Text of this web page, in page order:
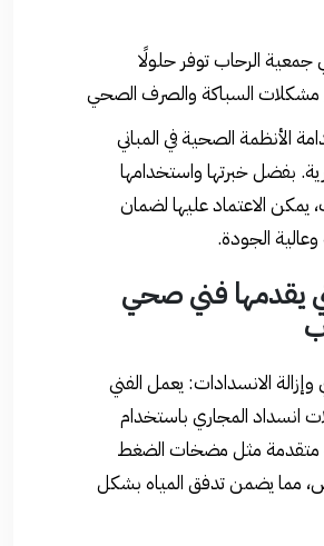
الرحاب توفر حلولًا
مشكلات السباكة والصرف الصحي
الأنظمة الصحية في المباني
بفضل خبرتها واستخدامها
يمكن الاعتماد عليها لضمان
الجودة.
يقدمها فني صحي
الانسدادات: يعمل الفني
المجاري باستخدام
متقدمة مثل مضخات الضغط
مما يضمن تدفق المياه بشكل